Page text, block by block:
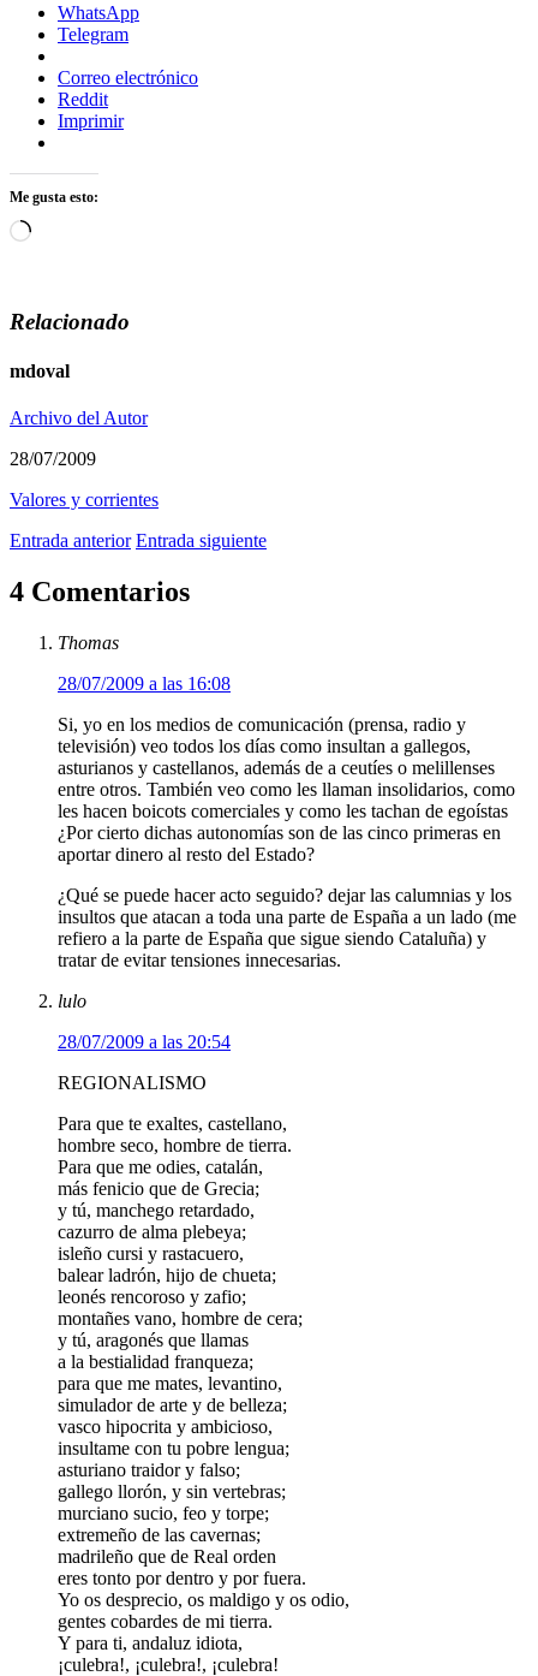
WhatsApp
Telegram
Correo electrónico
Reddit
Imprimir
Me gusta esto:
Cargando...
Relacionado
mdoval
Archivo del Autor
28/07/2009
Valores y corrientes
Entrada anterior Entrada siguiente
4 Comentarios
Thomas
28/07/2009 a las 16:08
Si, yo en los medios de comunicación (prensa, radio y
televisión) veo todos los días como insultan a gallegos,
asturianos y castellanos, además de a ceutíes o melillenses
entre otros. También veo como les llaman insolidarios, como
les hacen boicots comerciales y como les tachan de egoístas
¿Por cierto dichas autonomías son de las cinco primeras en
aportar dinero al resto del Estado?
¿Qué se puede hacer acto seguido? dejar las calumnias y los
insultos que atacan a toda una parte de España a un lado (me
refiero a la parte de España que sigue siendo Cataluña) y
tratar de evitar tensiones innecesarias.
lulo
28/07/2009 a las 20:54
REGIONALISMO
Para que te exaltes, castellano,
hombre seco, hombre de tierra.
Para que me odies, catalán,
más fenicio que de Grecia;
y tú, manchego retardado,
cazurro de alma plebeya;
isleño cursi y rastacuero,
balear ladrón, hijo de chueta;
leonés rencoroso y zafio;
montañes vano, hombre de cera;
y tú, aragonés que llamas
a la bestialidad franqueza;
para que me mates, levantino,
simulador de arte y de belleza;
vasco hipocrita y ambicioso,
insultame con tu pobre lengua;
asturiano traidor y falso;
gallego llorón, y sin vertebras;
murciano sucio, feo y torpe;
extremeño de las cavernas;
madrileño que de Real orden
eres tonto por dentro y por fuera.
Yo os desprecio, os maldigo y os odio,
gentes cobardes de mi tierra.
Y para ti, andaluz idiota,
¡culebra!, ¡culebra!, ¡culebra!